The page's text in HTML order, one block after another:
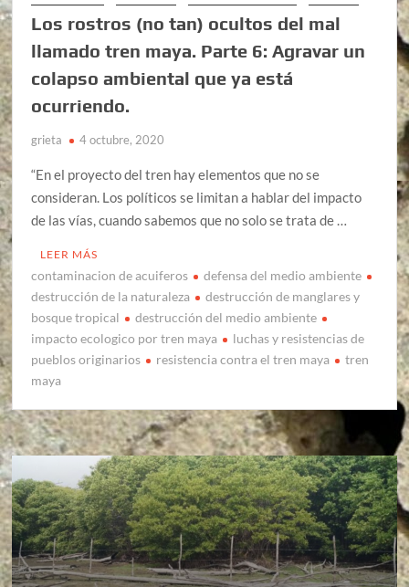
Los rostros (no tan) ocultos del mal
llamado tren maya. Parte 6: Agravar un
colapso ambiental que ya está
ocurriendo.
grieta 4 octubre, 2020
“En el proyecto del tren hay elementos que no se
consideran. Los políticos se limitan a hablar del impacto
de las vías, cuando sabemos que no solo se trata de …
LEER MÁS
contaminacion de acuiferos
defensa del medio ambiente
destrucción de la naturaleza
destrucción de manglares y
bosque tropical
destrucción del medio ambiente
impacto ecologico por tren maya
luchas y resistencias de
pueblos originarios
resistencia contra el tren maya
tren
maya